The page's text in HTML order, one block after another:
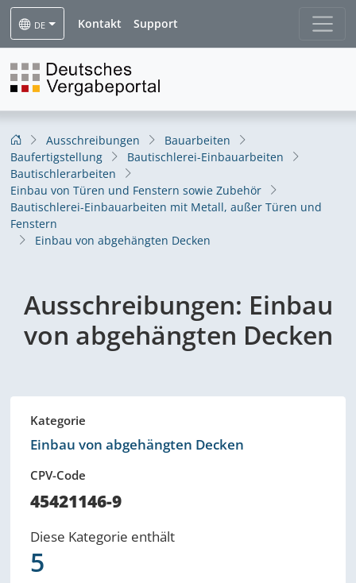
DE Kontakt Support
Ausschreibungen
Bauarbeiten
Baufertigstellung
Bautischlerei-Einbauarbeiten
Bautischlerarbeiten
Einbau von Türen und Fenstern sowie Zubehör
Bautischlerei-Einbauarbeiten mit Metall, außer Türen und
Fenstern
Einbau von abgehängten Decken
Ausschreibungen: Einbau
von abgehängten Decken
Kategorie
Einbau von abgehängten Decken
CPV-Code
45421146-9
Diese Kategorie enthält
5